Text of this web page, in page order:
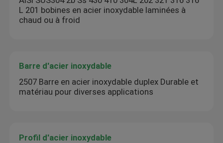
L 201 bobines en acier inoxydable laminées à
chaud ou à froid
Barre d'acier inoxydable
2507 Barre en acier inoxydable duplex Durable et
matériau pour diverses applications
Profil d'acier inoxydable